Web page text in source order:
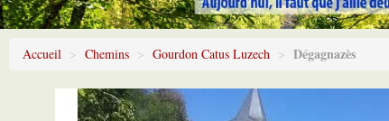
Accueil > Chemins > Gourdon Catus Luzech > Dégagnazès